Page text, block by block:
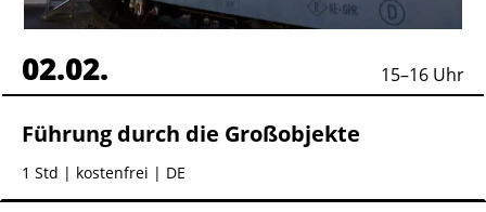
02.02. 15–16 Uhr
Führung durch die Großobjekte
1 Std | kostenfrei | DE